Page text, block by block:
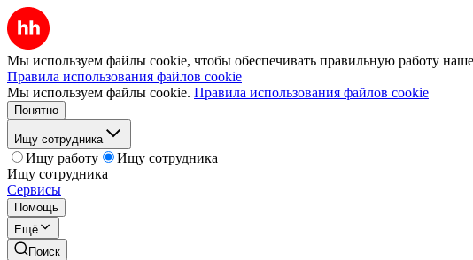
Мы используем файлы cookie, чтобы обеспечивать правильную работу
Правила использования файлов cookie
Мы используем файлы cookie. Правила использования файлов cookie
Понятно
Ищу сотрудника
Ищу работу
Ищу сотрудника
Ищу сотрудника
Сервисы
Помощь
Ещё
Поиск